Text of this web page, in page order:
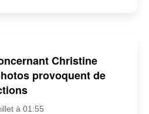
Christine
provoquent de
à 01:55